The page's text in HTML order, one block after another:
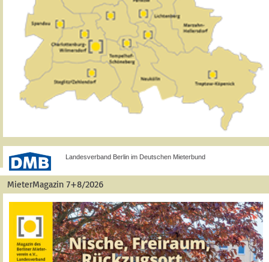
Landesverband Berlin im Deutschen Mieterbund
MieterMagazin 7+8/2026